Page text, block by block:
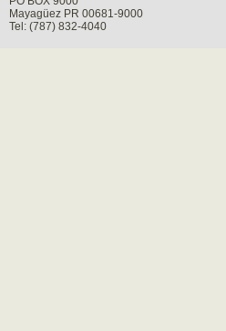
Mayagüez PR 00681-9000
Tel: (787) 832-4040